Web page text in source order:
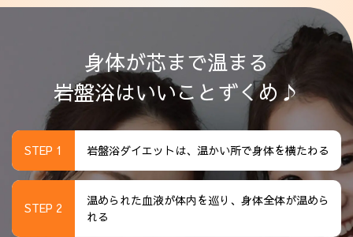
身体が芯まで温まる
岩盤浴はいいことずくめ♪
STEP 1 岩盤浴ダイエットは、温かい所で身体を横たわる
STEP 2
温められた血液が体内を巡り、身体全体が温めら
れる